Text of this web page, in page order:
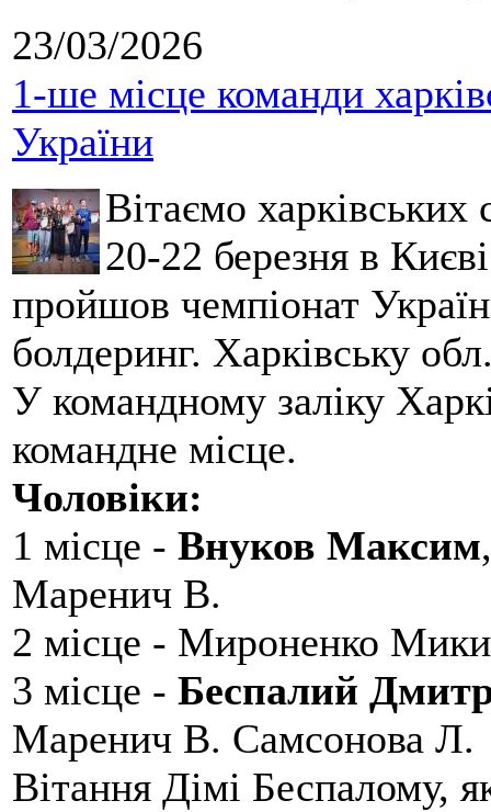
23/03/2026
1-ше місце команди
України
Вітаємо
20-22 березня в
пройшов чемпіонат
болдеринг. Харківську
У командному заліку
командне місце.
Чоловіки:
1 місце - Внуков Максим
Маренич В.
2 місце - Мироненко
3 місце - Беспалий
Маренич В. Самсонова Л.
Вітання Дімі Беспалому,